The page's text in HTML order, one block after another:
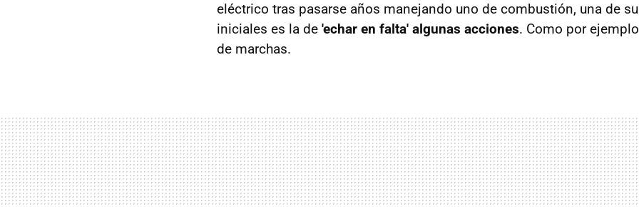
eléctrico tras pasarse años manejando uno de combustión, una de
iniciales es la de 'echar en falta' algunas acciones. Como por
de marchas.